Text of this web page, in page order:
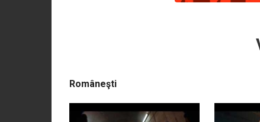
Româneşti